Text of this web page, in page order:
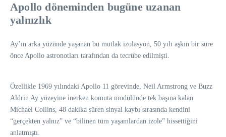
Apollo döneminden bugüne uzanan
yalnızlık
Ay’ın arka yüzünde yaşanan bu mutlak izolasyon, 50 yılı aşkın bir süre
önce Apollo astronotları tarafından da tecrübe edilmişti.
Özellikle 1969 yılındaki Apollo 11 görevinde, Neil Armstrong ve Buzz
Aldrin Ay yüzeyine inerken komuta modülünde tek başına kalan
Michael Collins, 48 dakika süren sinyal kaybı sırasında kendini
“gerçekten yalnız” ve “bilinen tüm yaşamlardan izole” hissettiğini
anlatmıştı.